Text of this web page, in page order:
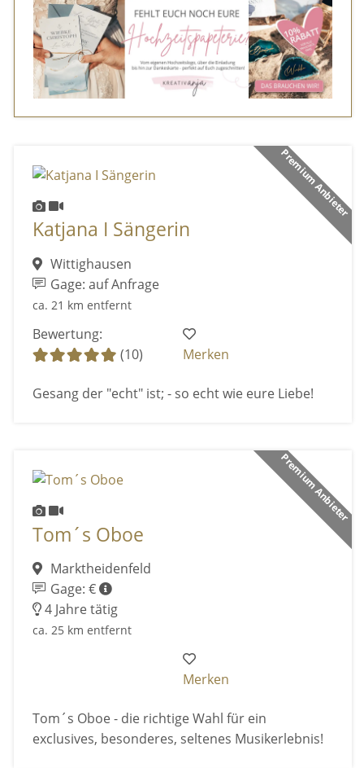
Premium Anbieter
Katjana I Sängerin
Wittighausen
Gage: auf Anfrage
ca. 21 km entfernt
Bewertung:
(10)
Merken
Gesang der "echt" ist; - so echt wie eure Liebe!
Premium Anbieter
Tom´s Oboe
Marktheidenfeld
Gage: €
4 Jahre tätig
ca. 25 km entfernt
Merken
Tom´s Oboe - die richtige Wahl für ein
exclusives, besonderes, seltenes Musikerlebnis!